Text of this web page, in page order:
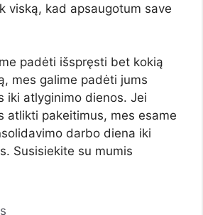
viską, kad apsaugotum save
padėti išspręsti bet kokią
mes galime padėti jums
iki atlyginimo dienos. Jei
atlikti pakeitimus, mes esame
darbo diena iki
Susisiekite su mumis